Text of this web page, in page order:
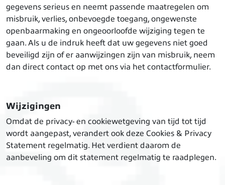
gegevens serieus en neemt passende maatregelen om
misbruik, verlies, onbevoegde toegang, ongewenste
openbaarmaking en ongeoorloofde wijziging tegen te
gaan. Als u de indruk heeft dat uw gegevens niet goed
beveiligd zijn of er aanwijzingen zijn van misbruik, neem
dan direct contact op met ons via het contactformulier.
Wijzigingen
Omdat de privacy- en cookiewetgeving van tijd tot tijd
wordt aangepast, verandert ook deze Cookies & Privacy
Statement regelmatig. Het verdient daarom de
aanbeveling om dit statement regelmatig te raadplegen.